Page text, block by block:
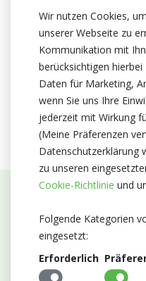
Bleiben Sie auf dem
Wir nutzen Cookies,
unserer Webseite zu
Kommunikation mit
berücksichtigen
Daten für Marketing,
wenn Sie uns Ihre
jederzeit mit Wirkung
(Meine Präferenzen
Datenschutzerklärung
zu unseren
Cookie-Richtlinie und
Folgende Kategorien
eingesetzt:
Erforderlich